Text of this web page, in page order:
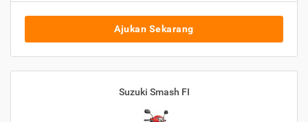
Ajukan Sekarang
Suzuki Smash FI